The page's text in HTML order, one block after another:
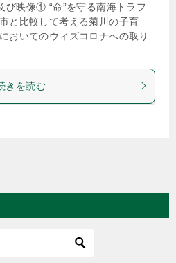
び映像① “命”を守る南海トラフ
と比較して考える菊川の子育
おいてのウィズコロナへの取り
きを読む